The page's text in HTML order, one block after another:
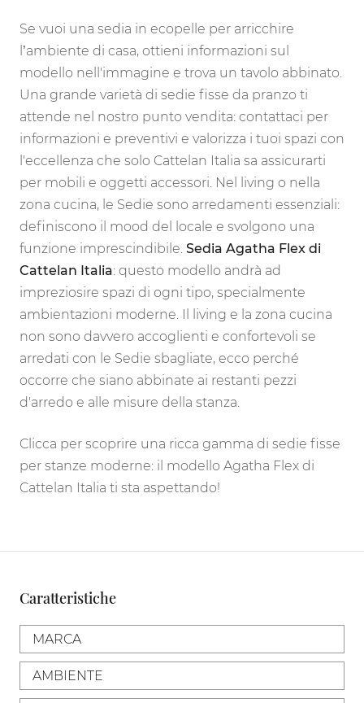
Clicca per scoprire una ricca gamma di sedie fisse
per stanze moderne: il modello Agatha Flex di
Cattelan Italia ti sta aspettando!
Se vuoi una sedia in ecopelle per arricchire
l’ambiente di casa, ottieni informazioni sul
modello nell'immagine e trova un tavolo abbinato.
Una grande varietà di sedie fisse da pranzo ti
attende nel nostro punto vendita: contattaci per
informazioni e preventivi e valorizza i tuoi spazi con
l'eccellenza che solo Cattelan Italia sa assicurarti
per mobili e oggetti accessori. Nel living o nella
zona cucina, le Sedie sono arredamenti essenziali:
definiscono il mood del locale e svolgono una
funzione imprescindibile. Sedia Agatha Flex di
Cattelan Italia: questo modello andrà ad
impreziosire spazi di ogni tipo, specialmente
ambientazioni moderne. Il living e la zona cucina
non sono davvero accoglienti e confortevoli se
arredati con le Sedie sbagliate, ecco perché
occorre che siano abbinate ai restanti pezzi
d'arredo e alle misure della stanza.
Caratteristiche
MARCA
AMBIENTE